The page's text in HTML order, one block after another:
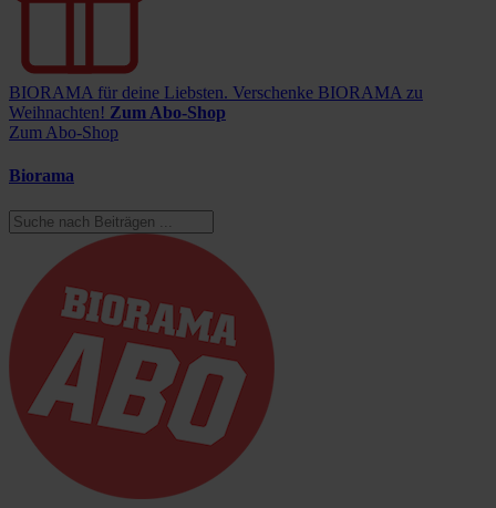
BIORAMA für deine Liebsten. Verschenke BIORAMA zu
Weihnachten! Zum Abo-Shop
Zum Abo-Shop
Biorama